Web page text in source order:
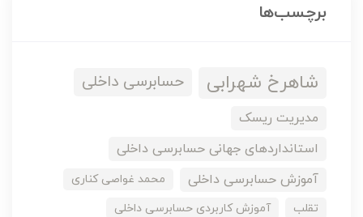
برچسب‌ها
شاهرخ شهرابی حسابرسی داخلی
مدیریت ریسک
استانداردهای جهانی حسابرسی داخلی
آموزش حسابرسی داخلی
محمد غواصی کناری
تقلب
آموزش کاربردی حسابرسی داخلی